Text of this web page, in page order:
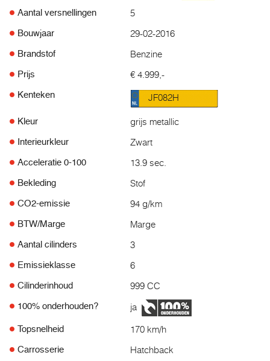
Aantal versnellingen 5
Bouwjaar 29-02-2016
Brandstof Benzine
Prijs € 4.999,-
Kenteken JF082H
Kleur grijs metallic
Interieurkleur Zwart
Acceleratie 0-100 13.9 sec.
Bekleding Stof
CO2-emissie 94 g/km
BTW/Marge Marge
Aantal cilinders 3
Emissieklasse 6
Cilinderinhoud 999 CC
100% onderhouden? ja
Topsnelheid 170 km/h
Carrosserie Hatchback